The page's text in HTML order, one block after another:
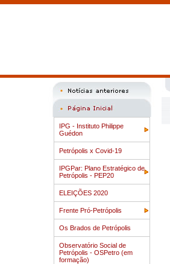
IPG - Instituto Philippe
Guédon
Petrópolis x Covid-19
IPGPar: Plano Estratégico de
Petrópolis - PEP20
ELEIÇÕES 2020
Frente Pró-Petrópolis
Os Brados de Petrópolis
Observatório Social de
Petrópolis - OSPetro (em
formação)